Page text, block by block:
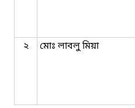
২ মোঃ লাবলু মিয়া